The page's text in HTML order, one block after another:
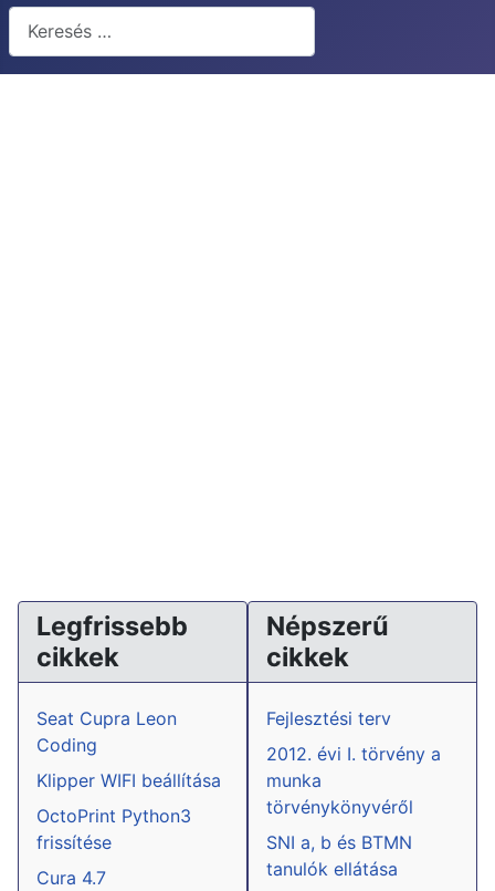
Keresés...
Legfrissebb
cikkek
Seat Cupra Leon
Coding
Klipper WIFI beállítása
OctoPrint Python3
frissítése
Cura 4.7
Népszerű
cikkek
Fejlesztési terv
2012. évi I. törvény a
munka
törvénykönyvéről
SNI a, b és BTMN
tanulók ellátása